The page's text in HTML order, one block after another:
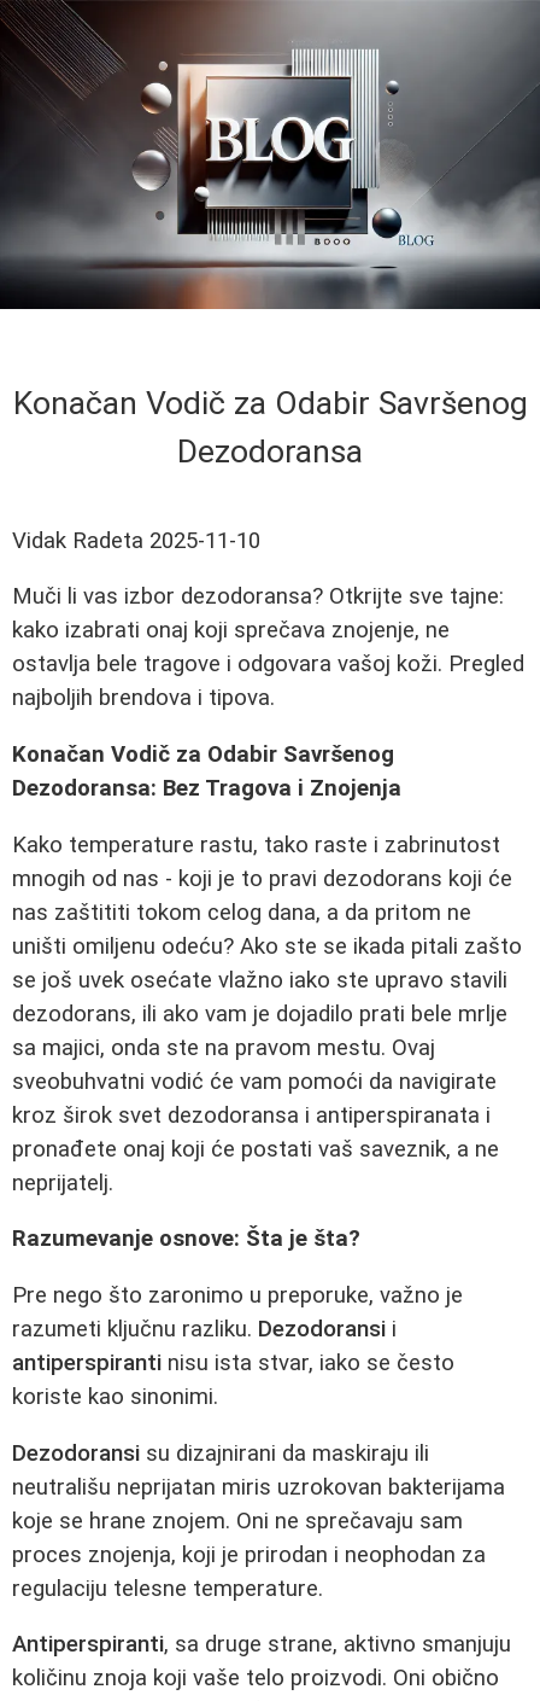
Konačan Vodič za Odabir Savršenog
Dezodoransa
Vidak Radeta 2025-11-10
Muči li vas izbor dezodoransa? Otkrijte sve tajne:
kako izabrati onaj koji sprečava znojenje, ne
ostavlja bele tragove i odgovara vašoj koži. Pregled
najboljih brendova i tipova.
Konačan Vodič za Odabir Savršenog
Dezodoransa: Bez Tragova i Znojenja
Kako temperature rastu, tako raste i zabrinutost
mnogih od nas - koji je to pravi dezodorans koji će
nas zaštititi tokom celog dana, a da pritom ne
uništi omiljenu odeću? Ako ste se ikada pitali zašto
se još uvek osećate vlažno iako ste upravo stavili
dezodorans, ili ako vam je dojadilo prati bele mrlje
sa majici, onda ste na pravom mestu. Ovaj
sveobuhvatni vodić će vam pomoći da navigirate
kroz širok svet dezodoransa i antiperspiranata i
pronađete onaj koji će postati vaš saveznik, a ne
neprijatelj.
Razumevanje osnove: Šta je šta?
Pre nego što zaronimo u preporuke, važno je
razumeti ključnu razliku. Dezodoransi i
antiperspiranti nisu ista stvar, iako se često
koriste kao sinonimi.
Dezodoransi su dizajnirani da maskiraju ili
neutrališu neprijatan miris uzrokovan bakterijama
koje se hrane znojem. Oni ne sprečavaju sam
proces znojenja, koji je prirodan i neophodan za
regulaciju telesne temperature.
Antiperspiranti, sa druge strane, aktivno smanjuju
količinu znoja koji vaše telo proizvodi. Oni obično